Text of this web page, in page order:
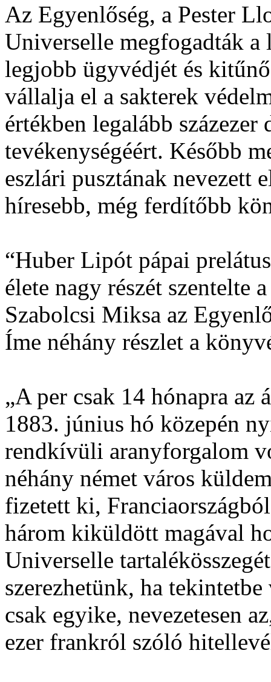
Az Egyenlőség, a Pester
Universelle megfogadták
legjobb ügyvédjét és
vállalja el a sakterek
értékben legalább
tevékenységéért. Később
eszlári pusztának nevezett
híresebb, még ferdítőbb
“Huber Lipót pápai
élete nagy részét szentelte
Szabolcsi Miksa az
Íme néhány részlet a
„A per csak 14 hónapra az
1883. június hó közepén
rendkívüli aranyforgalom
néhány német város
fizetett ki,
három kiküldött magával
Universelle
szerezhetünk, ha
csak egyike, nevezetesen
ezer frankról szóló